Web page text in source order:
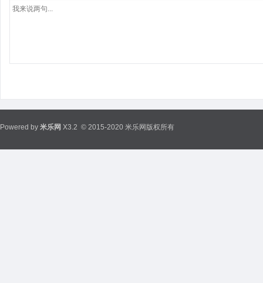
Powered by 米乐网 X3.2 © 2015-2020 米乐网版权所有